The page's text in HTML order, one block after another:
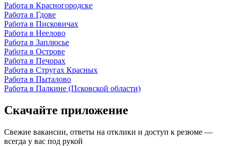
Работа в Красногородске
Работа в Гдове
Работа в Писковичах
Работа в Неелово
Работа в Заплюсье
Работа в Острове
Работа в Печорах
Работа в Стругах Красных
Работа в Пыталово
Работа в Палкине (Псковской области)
Скачайте приложение
Свежие вакансии, ответы на отклики и доступ к резюме —
всегда у вас под рукой